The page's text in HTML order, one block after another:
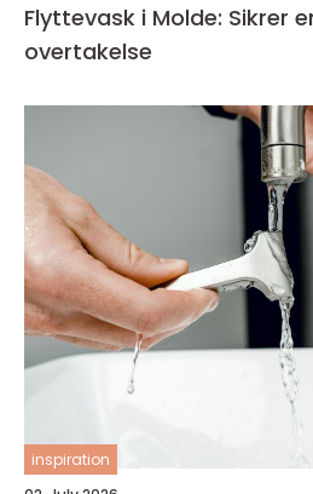
Flyttevask i Molde: Sikrer
overtakelse
inspiration